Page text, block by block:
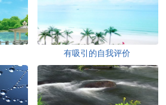
有吸引的自我评价